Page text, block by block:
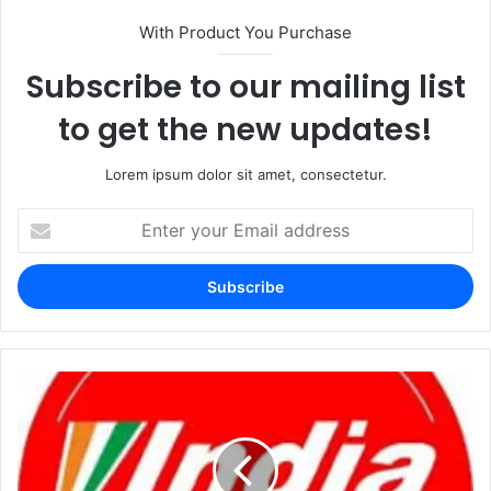
With Product You Purchase
Subscribe to our mailing list
to get the new updates!
Lorem ipsum dolor sit amet, consectetur.